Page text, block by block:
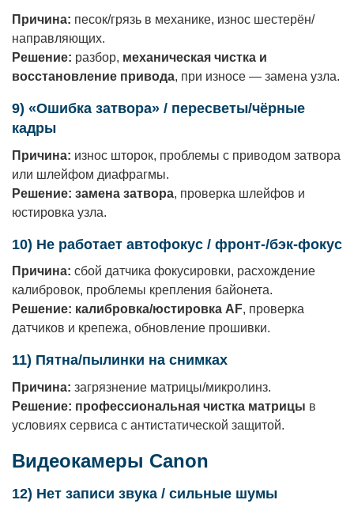
Причина: песок/грязь в механике, износ шестерён/
направляющих.
Решение: разбор, механическая чистка и
восстановление привода, при износе — замена узла.
9) «Ошибка затвора» / пересветы/чёрные
кадры
Причина: износ шторок, проблемы с приводом затвора
или шлейфом диафрагмы.
Решение: замена затвора, проверка шлейфов и
юстировка узла.
10) Не работает автофокус / фронт-/бэк-фокус
Причина: сбой датчика фокусировки, расхождение
калибровок, проблемы крепления байонета.
Решение: калибровка/юстировка AF, проверка
датчиков и крепежа, обновление прошивки.
11) Пятна/пылинки на снимках
Причина: загрязнение матрицы/микролинз.
Решение: профессиональная чистка матрицы в
условиях сервиса с антистатической защитой.
Видеокамеры Canon
12) Нет записи звука / сильные шумы